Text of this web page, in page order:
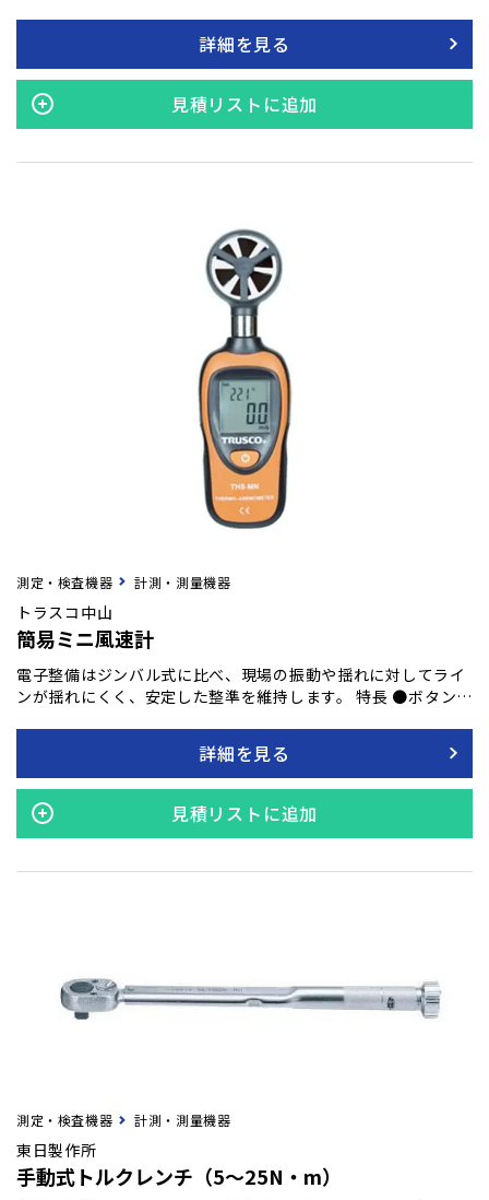
詳細を見る
見積リストに追加
測定・検査機器 計測・測量機器
トラスコ中山
簡易ミニ風速計
電子整備はジンバル式に比べ、現場の振動や揺れに対してライ
ンが揺れにくく、安定した整準を維持します。 特長 ●ボタンひ
す。 ●MAX/MIN値ホールド機能付です。 ●空調設備の吹き出
し口やダクトの風速測定に。
詳細を見る
見積リストに追加
測定・検査機器 計測・測量機器
東日製作所
手動式トルクレンチ（5～25N・m）